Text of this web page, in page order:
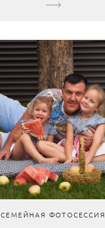
СЕМЕЙНАЯ ФОТОСЕССИЯ